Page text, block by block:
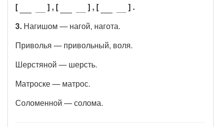
[
] , [ ] , [
] .
3. Нагишом — нагой, нагота.
Приволья — привольный, воля.
Шерстяной — шерсть.
Матроске — матрос.
Соломенной —солома.